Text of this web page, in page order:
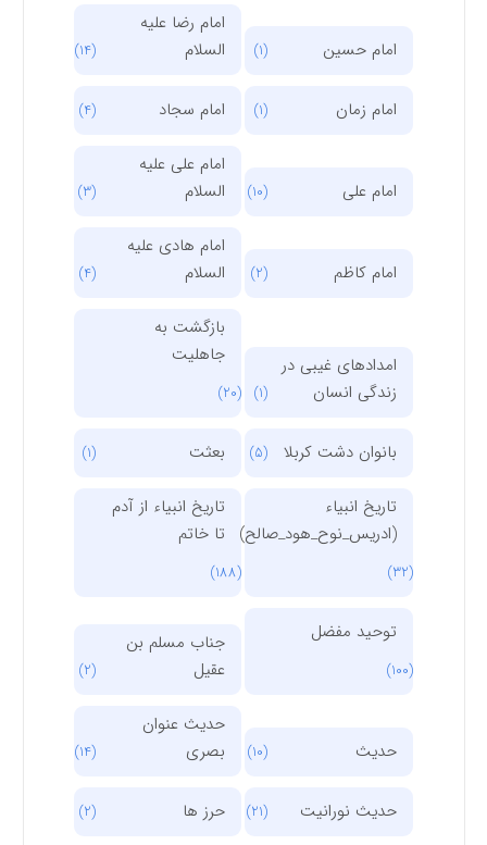
امام حسین
امام رضا علیه
السلام
امام زمان امام سجاد
امام علی
امام علی علیه
السلام
امام کاظم
امام هادی علیه
السلام
امدادهای غیبی در
زندگی انسان
بازگشت به
جاهلیت
(20)
بانوان دشت کربلا (5) بعثت
تاریخ انبیاء
(ادریس_نوح_هود_صالح)
تاریخ انبیاء از آدم
تا خاتم
توحید مفضل
جناب مسلم بن
عقیل
حدیث
حدیث عنوان
بصری
حدیث نورانیت حرز ها